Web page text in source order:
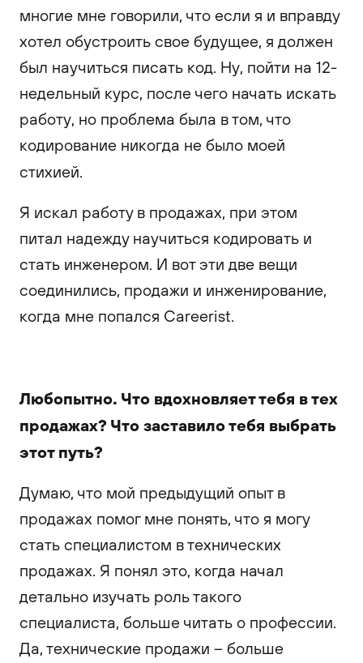
многие мне говорили, что если я и вправду
хотел обустроить свое будущее, я должен
был научиться писать код. Ну, пойти на 12-
недельный курс, после чего начать искать
работу, но проблема была в том, что
кодирование никогда не было моей
стихией.
Я искал работу в продажах, при этом
питал надежду научиться кодировать и
стать инженером. И вот эти две вещи
соединились, продажи и инженирование,
когда мне попался Careerist.
Любопытно. Что вдохновляет тебя в тех
продажах? Что заставило тебя выбрать
этот путь?
Думаю, что мой предыдущий опыт в
продажах помог мне понять, что я могу
стать специалистом в технических
продажах. Я понял это, когда начал
детально изучать роль такого
специалиста, больше читать о профессии.
Да, технические продажи – больше